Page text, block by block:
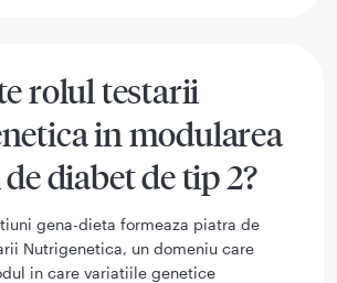
rolul testarii
in modularea
diabet de tip 2?
gena-dieta formeaza piatra de
Nutrigenetica, un domeniu care
in care variatiile genetice